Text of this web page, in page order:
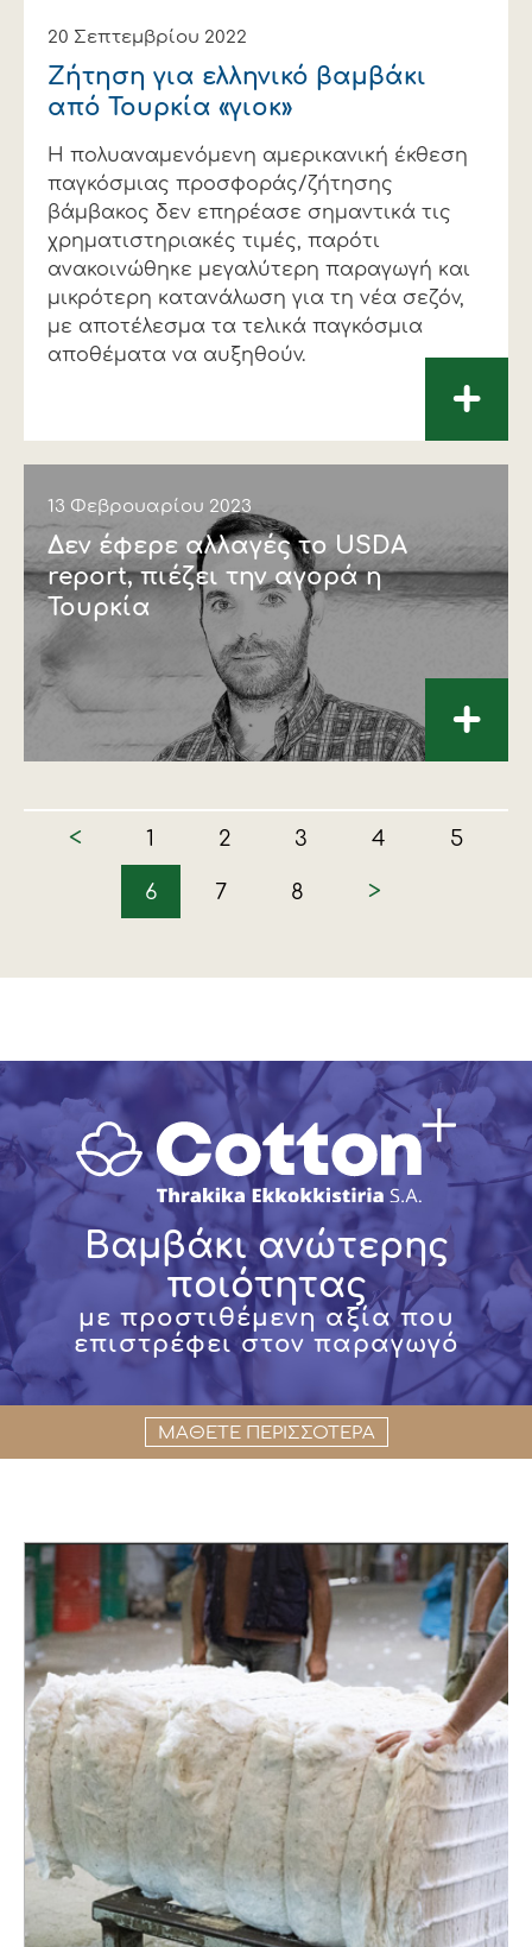
20 Σεπτεμβρίου 2022
Ζήτηση για ελληνικό βαµβάκι
από Τουρκία «γιοκ»
Η πολυαναµενόµενη αµερικανική έκθεση
παγκόσµιας προσφοράς/ζήτησης
βάµβακος δεν επηρέασε σηµαντικά τις
χρηµατιστηριακές τιµές, παρότι
ανακοινώθηκε µεγαλύτερη παραγωγή και
µικρότερη κατανάλωση για τη νέα σεζόν,
µε αποτέλεσµα τα τελικά παγκόσµια
αποθέµατα να αυξηθούν.
+
13 Φεβρουαρίου 2023
∆εν έφερε αλλαγές το USDA
report, πιέζει την αγορά η
Τουρκία
+
< 1 2 3 4 5
6 7 8 >
Βαμβάκι ανώτερης
ποιότητας
με προστιθέμενη αξία που
επιστρέφει στον παραγωγό
ΜΑΘΕΤΕ ΠΕΡΙΣΣΟΤΕΡΑ